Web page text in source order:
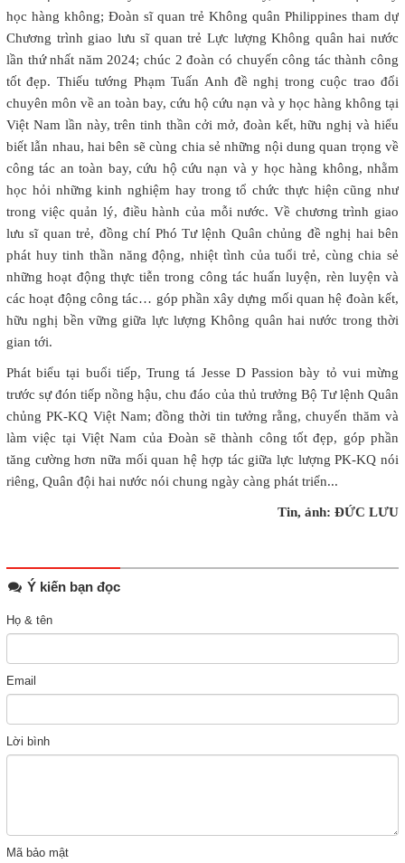
học hàng không; Đoàn sĩ quan trẻ Không quân Philippines tham dự
Chương trình giao lưu sĩ quan trẻ Lực lượng Không quân hai nước
lần thứ nhất năm 2024; chúc 2 đoàn có chuyến công tác thành công
tốt đẹp. Thiếu tướng Phạm Tuấn Anh đề nghị trong cuộc trao đổi
chuyên môn về an toàn bay, cứu hộ cứu nạn và y học hàng không tại
Việt Nam lần này, trên tinh thần cởi mở, đoàn kết, hữu nghị và hiểu
biết lẫn nhau, hai bên sẽ cùng chia sẻ những nội dung quan trọng về
công tác an toàn bay, cứu hộ cứu nạn và y học hàng không, nhằm
học hỏi những kinh nghiệm hay trong tổ chức thực hiện cũng như
trong việc quản lý, điều hành của mỗi nước. Về chương trình giao
lưu sĩ quan trẻ, đồng chí Phó Tư lệnh Quân chủng đề nghị hai bên
phát huy tinh thần năng động, nhiệt tình của tuổi trẻ, cùng chia sẻ
những hoạt động thực tiễn trong công tác huấn luyện, rèn luyện và
các hoạt động công tác… góp phần xây dựng mối quan hệ đoàn kết,
hữu nghị bền vững giữa lực lượng Không quân hai nước trong thời
gian tới.
Phát biểu tại buổi tiếp, Trung tá Jesse D Passion bày tỏ vui mừng
trước sự đón tiếp nồng hậu, chu đáo của thủ trưởng Bộ Tư lệnh Quân
chủng PK-KQ Việt Nam; đồng thời tin tưởng rằng, chuyến thăm và
làm việc tại Việt Nam của Đoàn sẽ thành công tốt đẹp, góp phần
tăng cường hơn nữa mối quan hệ hợp tác giữa lực lượng PK-KQ nói
riêng, Quân đội hai nước nói chung ngày càng phát triển...
Tin, ảnh: ĐỨC LƯU
Ý kiến bạn đọc
Họ & tên
Email
Lời bình
Mã bảo mật